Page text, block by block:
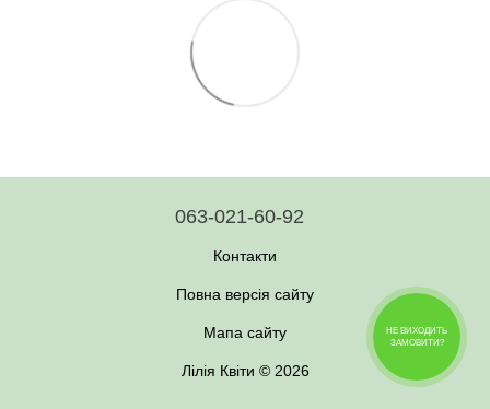
063-021-60-92
Контакти
Повна версія сайту
Мапа сайту
Лілія Квіти © 2026
НЕ ВИХОДИТЬ
ЗАМОВИТИ?